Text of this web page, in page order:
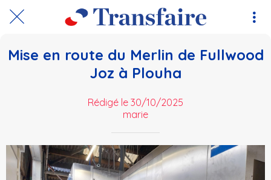
Mise en route du Merlin de Fullwood
Joz à Plouha
Rédigé le 30/10/2025
marie